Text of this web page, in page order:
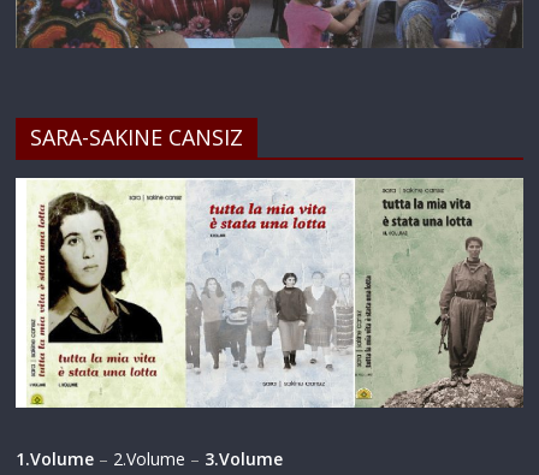
SARA-SAKINE CANSIZ
1.Volume – 2.Volume – 3.Volume